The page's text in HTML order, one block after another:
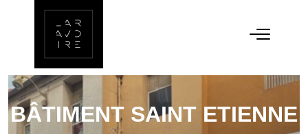
BÂTIMENT SAINT ETIENNE